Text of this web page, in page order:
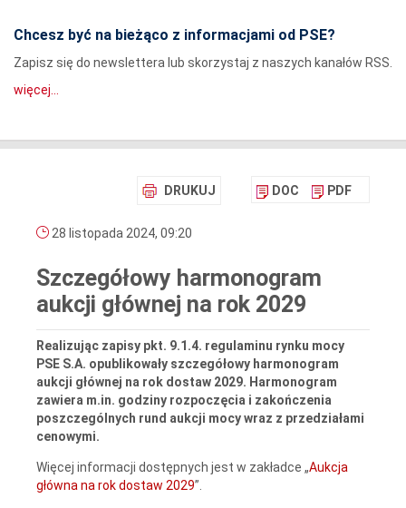
Chcesz być na bieżąco z informacjami od PSE?
Zapisz się do newslettera lub skorzystaj z naszych kanałów RSS.
więcej...
DRUKUJ DOC PDF
28 listopada 2024, 09:20
Szczegółowy harmonogram
aukcji głównej na rok 2029
Realizując zapisy pkt. 9.1.4. regulaminu rynku mocy
PSE S.A. opublikowały szczegółowy harmonogram
aukcji głównej na rok dostaw 2029. Harmonogram
zawiera m.in. godziny rozpoczęcia i zakończenia
poszczególnych rund aukcji mocy wraz z przedziałami
cenowymi.
Więcej informacji dostępnych jest w zakładce „Aukcja
główna na rok dostaw 2029”.